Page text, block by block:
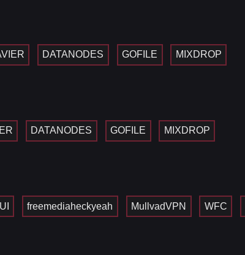
DATANODES GOFILE MIXDROP
DATANODES GOFILE MIXDROP
freemediaheckyeah MullvadVPN WFC